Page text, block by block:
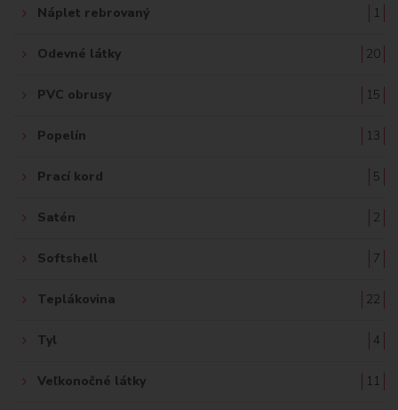
Náplet rebrovaný 1
Odevné látky 20
PVC obrusy 15
Popelín 13
Prací kord 5
Satén 2
Softshell 7
Teplákovina 22
Tyl 4
Veľkonočné látky 11